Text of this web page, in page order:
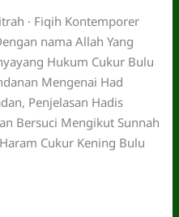
· Fiqih Kontemporer
Hukum Cukur Bulu
Mengenai Had
Penjelasan Hadis
Bersuci Mengikut Sunnah
Cukur Kening Bulu